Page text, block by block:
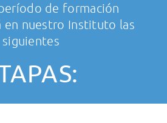
de formación
en nuestro Instituto las
siguientes